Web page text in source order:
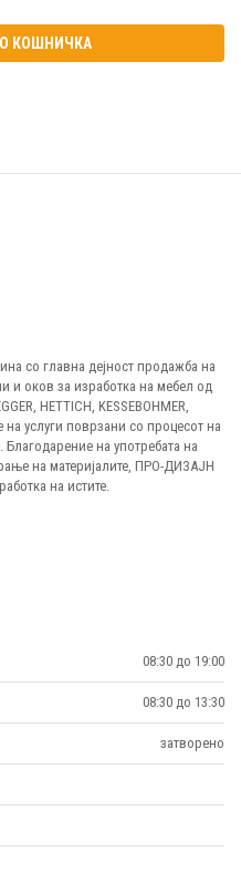
КОШНИЧКА
со главна дејност продажба на
и оков за изработка на мебел од
HETTICH, KESSEBOHMER,
на услуги поврзани со процесот на
на употребата на
на материјалите, ПРО-ДИЗАЈН
на истите.
08:30 до 19:00
08:30 до 13:30
затворено